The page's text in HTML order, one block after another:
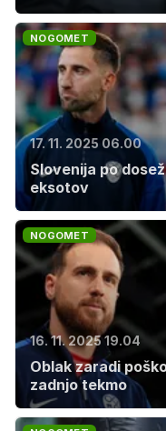
NOGOMET
17. 11. 2025 06.00
Slovenija po
eksotov
NOGOMET
16. 11. 2025 19.04
Oblak zaradi
zadnjo tekmo